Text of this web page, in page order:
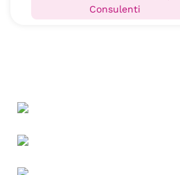
Consulenti